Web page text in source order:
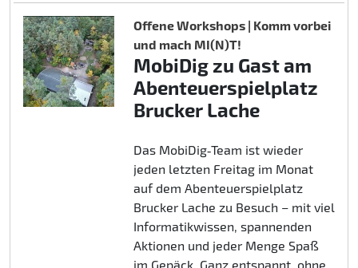
Offene Workshops | Komm vorbei
und mach MI(N)T!
MobiDig zu Gast am
Abenteuerspielplatz
Brucker Lache
Das MobiDig‑Team ist wieder
jeden letzten Freitag im Monat
auf dem Abenteuerspielplatz
Brucker Lache zu Besuch – mit viel
Informatikwissen, spannenden
Aktionen und jeder Menge Spaß
im Gepäck. Ganz entspannt, ohne